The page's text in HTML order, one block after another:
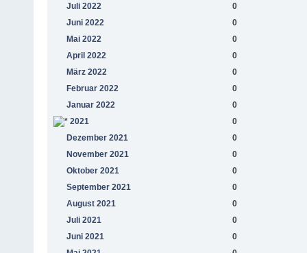
Juli 2022
0
Juni 2022
0
Mai 2022
0
April 2022
0
März 2022
0
Februar 2022
0
Januar 2022
0
2021
0
Dezember 2021
0
November 2021
0
Oktober 2021
0
September 2021
0
August 2021
0
Juli 2021
0
Juni 2021
0